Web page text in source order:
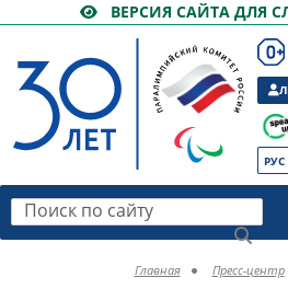
ВЕРСИЯ САЙТА ДЛЯ
РУС
Поиск по сайту
Главная Пресс-центр